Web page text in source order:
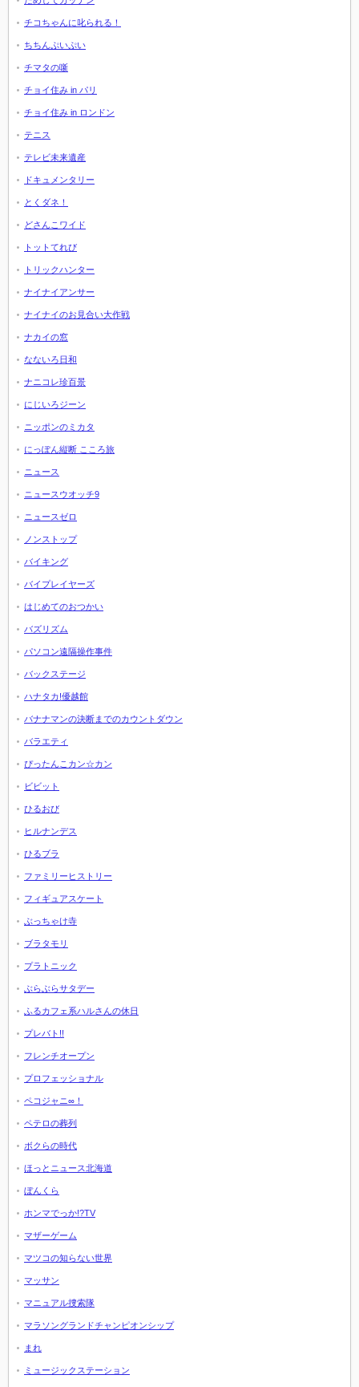
チコちゃんに叱られる！
ちちんぷいぷい
チマタの噺
チョイ住み in パリ
チョイ住み in ロンドン
テニス
テレビ未来遺産
ドキュメンタリー
とくダネ！
どさんこワイド
トットてれび
トリックハンター
ナイナイアンサー
ナイナイのお見合い大作戦
ナカイの窓
なないろ日和
ナニコレ珍百景
にじいろジーン
ニッポンのミカタ
にっぽん縦断 こころ旅
ニュース
ニュースウオッチ9
ニュースゼロ
ノンストップ
バイキング
バイプレイヤーズ
はじめてのおつかい
バズリズム
パソコン遠隔操作事件
バックステージ
ハナタカ!優越館
バナナマンの決断までのカウントダウン
バラエティ
ぴったんこカン☆カン
ビビット
ひるおび
ヒルナンデス
ひるブラ
ファミリーヒストリー
フィギュアスケート
ぶっちゃけ寺
ブラタモリ
プラトニック
ぶらぶらサタデー
ふるカフェ系ハルさんの休日
プレバト!!
フレンチオープン
プロフェッショナル
ペコジャニ∞！
ペテロの葬列
ボクらの時代
ほっとニュース北海道
ぼんくら
ホンマでっか!?TV
マザーゲーム
マツコの知らない世界
マッサン
マニュアル捜索隊
マラソングランドチャンピオンシップ
まれ
ミュージックステーション